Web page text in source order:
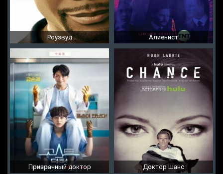
Роузвуд Алиенист
Призрачный доктор Доктор Шанс